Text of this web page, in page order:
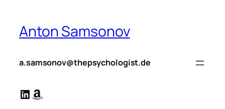
springen
Anton Samsonov
a.samsonov@thepsychologist.de
LinkedIn
Amazon